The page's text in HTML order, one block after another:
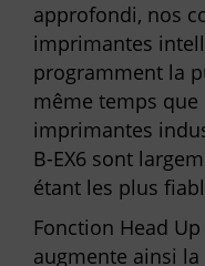
approfondi, nos
imprimantes
programment la
même temps
imprimantes
B-EX6 sont
étant les plus
Fonction Head
augmente ainsi